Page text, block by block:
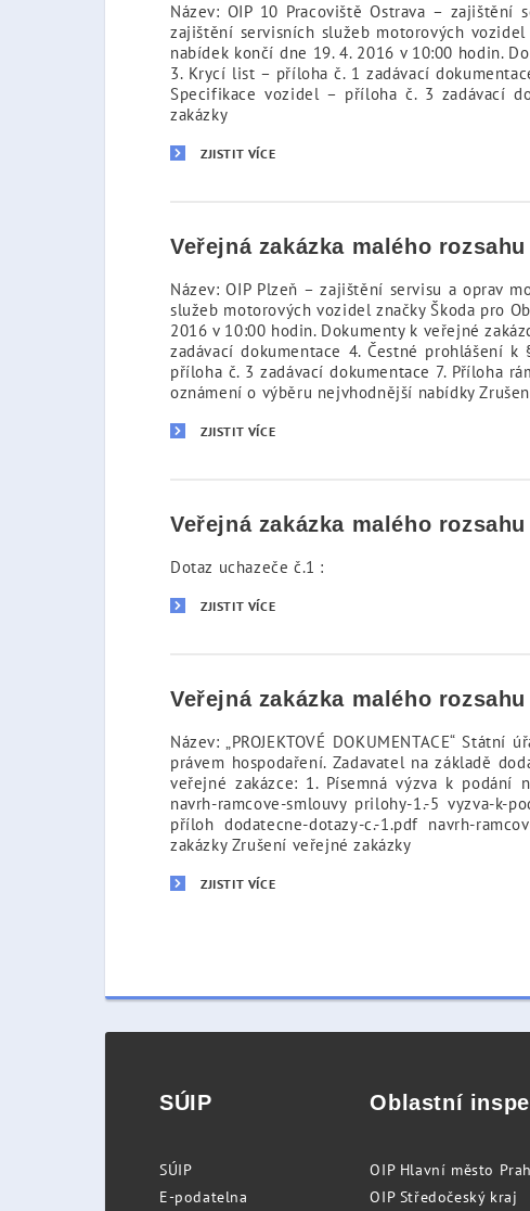
Název: OIP 10 Pracoviště Ostrava –
zajištění servisních služeb motorových
nabídek končí dne 19. 4. 2016 v 10:00 hodin.
3. Krycí list – příloha č. 1 zadávací
Specifikace vozidel – příloha č. 3 zadávací
zakázky
ZJISTIT VÍCE
Veřejná zakázka malého
Název: OIP Plzeň – zajištění servisu a oprav
služeb motorových vozidel značky Škoda pro
2016 v 10:00 hodin. Dokumenty k veřejné
zadávací dokumentace 4. Čestné prohlášení
příloha č. 3 zadávací dokumentace 7. Příloha
oznámení o výběru nejvhodnější nabídky
ZJISTIT VÍCE
Veřejná zakázka malého
Dotaz uchazeče č.1 :
ZJISTIT VÍCE
Veřejná zakázka malého
Název: „PROJEKTOVÉ DOKUMENTACE“
právem hospodaření. Zadavatel na základě
veřejné zakázce: 1. Písemná výzva k podání
navrh-ramcove-smlouvy prilohy-1.-5 vyzva-k-
příloh dodatecne-dotazy-c.-1.pdf navrh-
zakázky Zrušení veřejné zakázky
ZJISTIT VÍCE
SÚIP
SÚIP
E-podatelna
Oblastní
OIP Hlavní město
OIP Středočeský kraj